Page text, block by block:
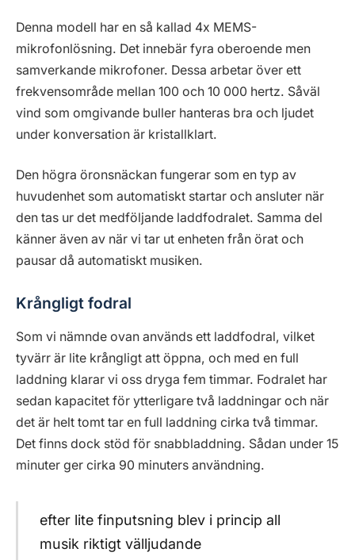
Denna modell har en så kallad 4x MEMS-
mikrofonlösning. Det innebär fyra oberoende men
samverkande mikrofoner. Dessa arbetar över ett
frekvensområde mellan 100 och 10 000 hertz. Såväl
vind som omgivande buller hanteras bra och ljudet
under konversation är kristallklart.
Den högra öronsnäckan fungerar som en typ av
huvudenhet som automatiskt startar och ansluter när
den tas ur det medföljande laddfodralet. Samma del
känner även av när vi tar ut enheten från örat och
pausar då automatiskt musiken.
Krångligt fodral
Som vi nämnde ovan används ett laddfodral, vilket
tyvärr är lite krångligt att öppna, och med en full
laddning klarar vi oss dryga fem timmar. Fodralet har
sedan kapacitet för ytterligare två laddningar och när
det är helt tomt tar en full laddning cirka två timmar.
Det finns dock stöd för snabbladdning. Sådan under 15
minuter ger cirka 90 minuters användning.
efter lite finputsning blev i princip all
musik riktigt välljudande